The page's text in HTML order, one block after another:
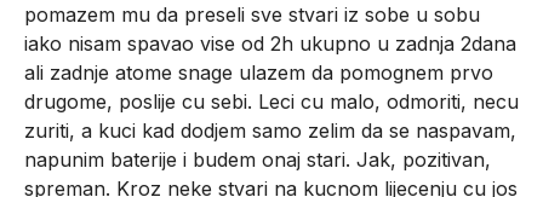
pomazem mu da preseli sve stvari iz sobe u sobu
iako nisam spavao vise od 2h ukupno u zadnja 2dana
ali zadnje atome snage ulazem da pomognem prvo
drugome, poslije cu sebi. Leci cu malo, odmoriti, necu
zuriti, a kuci kad dodjem samo zelim da se naspavam,
napunim baterije i budem onaj stari. Jak, pozitivan,
spreman. Kroz neke stvari na kucnom lijecenju cu jos